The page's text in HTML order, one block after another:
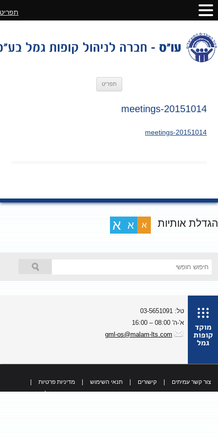
תפריט
20151014-meetings
20151014-meetings
אותיות א א א
טל: 03-5651091
א'-ה' 08:00 – 16:00
gml-os@malam-lts.com
צור קשר עמיתים קישורים תנאי השימוש מדיניות פרטיות
כל הזכויות שמורות
תפריט